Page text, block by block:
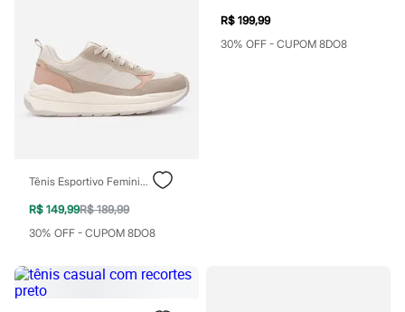
Stitch
Beleza
Kits
Perfumes árabes
Novidades
Finalizadores
Shampoo
Tratamento
Cuidados com o corpo
Hidratante
Tratamento
Cuidados com o rosto
Tênis Esportivo Feminino Com Recortes Bege
R$ 149,99R$ 189,99
30% OFF - CUPOM 8DO8
R$ 199,99
30% OFF - CUPOM 8DO8